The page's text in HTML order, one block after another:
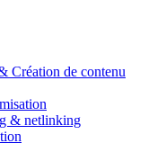
Création de contenu
& netlinking